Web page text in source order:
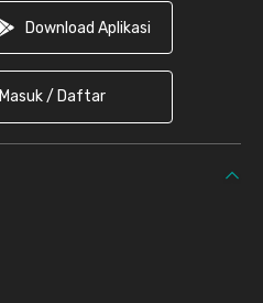
Download Aplikasi
Masuk / Daftar